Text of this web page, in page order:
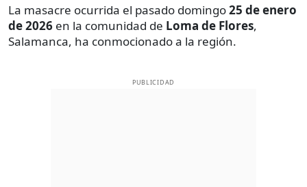
La masacre ocurrida el pasado domingo25 de enero
de 2026 en la comunidad de Loma de Flores,
Salamanca, ha conmocionado a la región.
PUBLICIDAD